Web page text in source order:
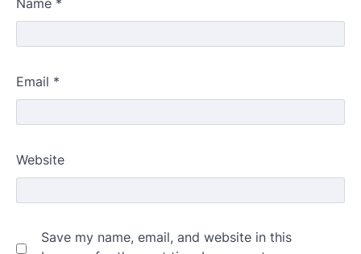
Name *
Email *
Website
Save my name, email, and website in this